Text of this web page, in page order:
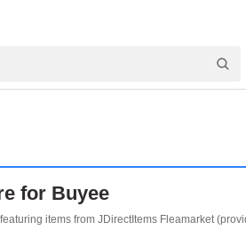
for Buyee
items from JDirectItems Fleamarket